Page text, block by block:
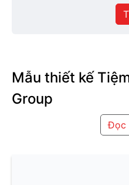
Mẫu thiết kế
Group
Đọc